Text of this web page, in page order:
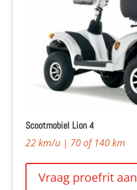
Scootmobiel Lion 4
22 km/u | 70 of 140 km
Vraag proefrit aan